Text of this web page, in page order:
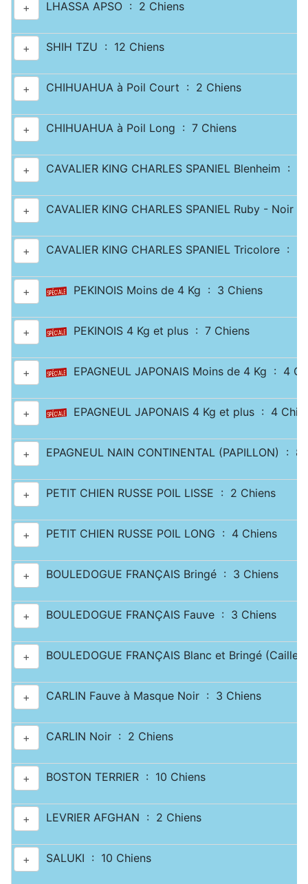
+ LHASSA APSO : 2 Chiens
+ SHIH TZU : 12 Chiens
+ CHIHUAHUA à Poil Court : 2 Chiens
+ CHIHUAHUA à Poil Long : 7 Chiens
+ CAVALIER KING CHARLES SPANIEL Blenheim : 2
+ CAVALIER KING CHARLES SPANIEL Ruby - Noir
+ CAVALIER KING CHARLES SPANIEL Tricolore : 2
+ PEKINOIS Moins de 4 Kg : 3 Chiens
+ PEKINOIS 4 Kg et plus : 7 Chiens
+ EPAGNEUL JAPONAIS Moins de 4 Kg : 4
+ EPAGNEUL JAPONAIS 4 Kg et plus : 4
+ EPAGNEUL NAIN CONTINENTAL (PAPILLON) : 8
+ PETIT CHIEN RUSSE POIL LISSE : 2 Chiens
+ PETIT CHIEN RUSSE POIL LONG : 4 Chiens
+ BOULEDOGUE FRANÇAIS Bringé : 3 Chiens
+ BOULEDOGUE FRANÇAIS Fauve : 3 Chiens
+ BOULEDOGUE FRANÇAIS Blanc et Bringé
+ CARLIN Fauve à Masque Noir : 3 Chiens
+ CARLIN Noir : 2 Chiens
+ BOSTON TERRIER : 10 Chiens
+ LEVRIER AFGHAN : 2 Chiens
+ SALUKI : 10 Chiens